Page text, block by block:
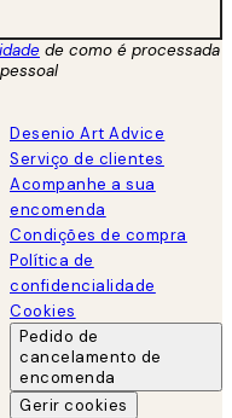
de como é processada
Desenio Art Advice
Serviço de clientes
Acompanhe a sua
encomenda
Condições de compra
Política de
confidencialidade
Cookies
Pedido de
cancelamento de
encomenda
Gerir cookies